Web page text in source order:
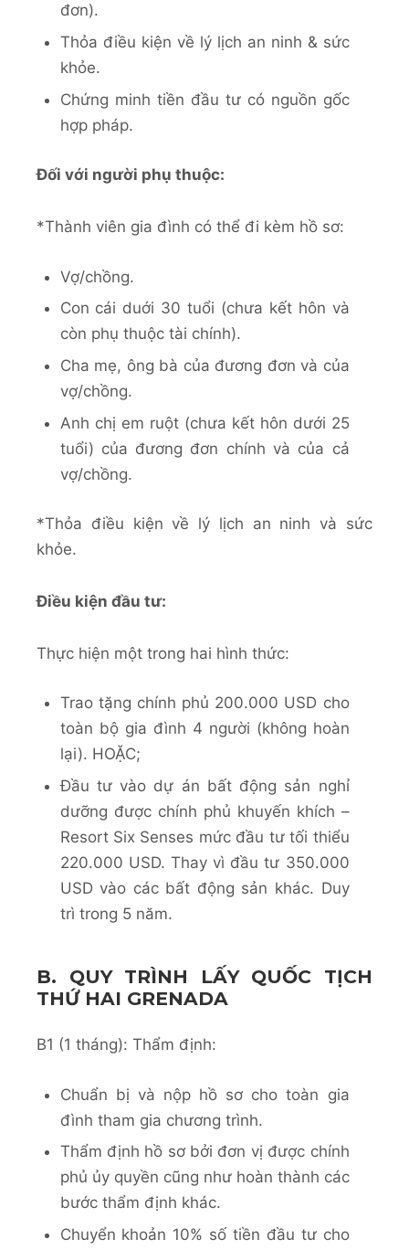
đơn).
Thỏa điều kiện về lý lịch an ninh & sức
khỏe.
Chứng minh tiền đầu tư có nguồn gốc
hợp pháp.
Đối với người phụ thuộc:
*Thành viên gia đình có thể đi kèm hồ sơ:
Vợ/chồng.
Con cái duới 30 tuổi (chưa kết hôn và
còn phụ thuộc tài chính).
Cha mẹ, ông bà của đương đơn và của
vợ/chồng.
Anh chị em ruột (chưa kết hôn dưới 25
tuổi) của đương đơn chính và của cả
vợ/chồng.
*Thỏa điều kiện về lý lịch an ninh và sức
khỏe.
Điều kiện đầu tư:
Thực hiện một trong hai hình thức:
Trao tặng chính phủ 200.000 USD cho
toàn bộ gia đình 4 người (không hoàn
lại). HOẶC;
Đầu tư vào dự án bất động sản nghỉ
dưỡng được chính phủ khuyến khích –
Resort Six Senses mức đầu tư tối thiểu
220.000 USD. Thay vì đầu tư 350.000
USD vào các bất động sản khác. Duy
trì trong 5 năm.
B. QUY TRÌNH LẤY QUỐC TỊCH
THỨ HAI GRENADA
B1 (1 tháng): Thẩm định:
Chuẩn bị và nộp hồ sơ cho toàn gia
đình tham gia chương trình.
Thẩm định hồ sơ bởi đơn vị được chính
phủ ủy quyền cũng như hoàn thành các
bước thẩm định khác.
Chuyển khoản 10% số tiền đầu tư cho